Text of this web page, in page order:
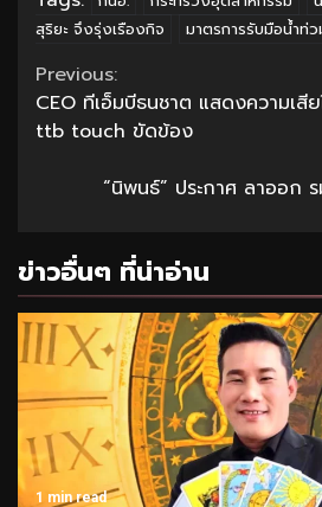
สุริยะ จึงรุ่งเรืองกิจ
มาตรการรับมือน้ำท่ว
Continue
Reading
Previous:
CEO ทีเอ็มบีธนชาต แสดงความเสี
ttb touch ขัดข้อง
“นิพนธ์” ประกาศ ลาออก
ข่าวอื่นๆ ที่น่าอ่าน
1 min read